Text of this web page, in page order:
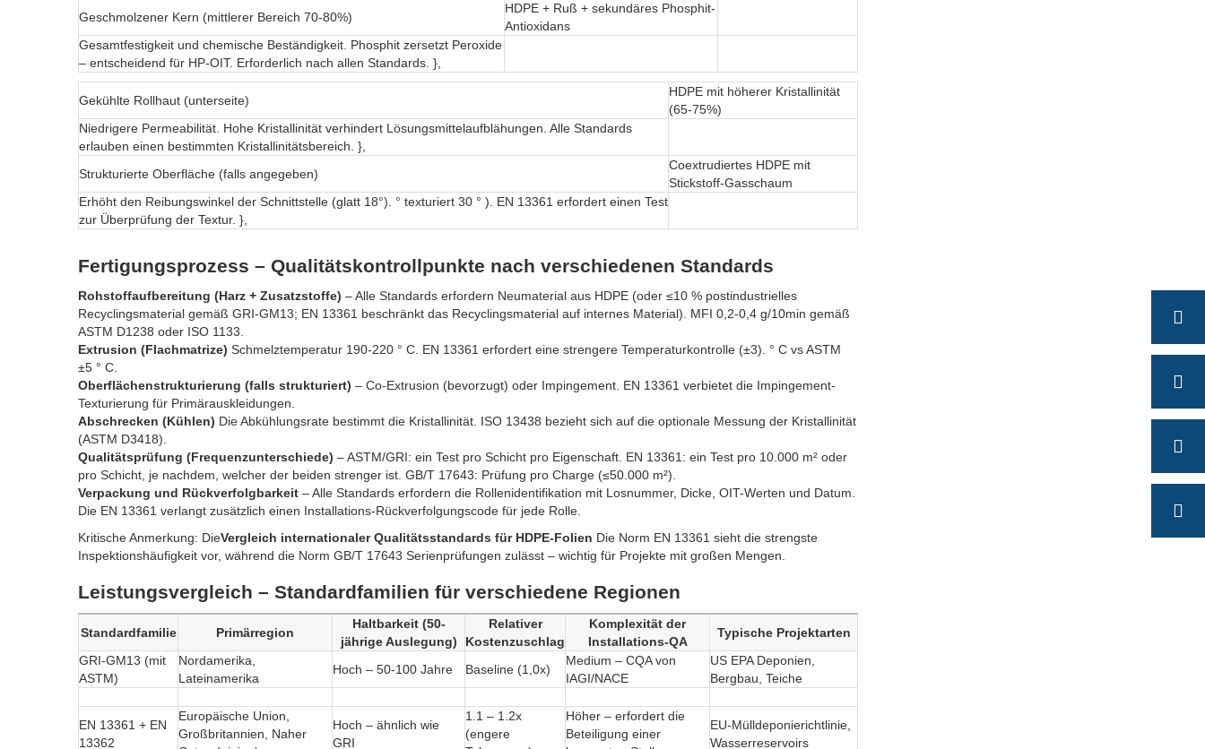
Geschmolzener Kern (mittlerer Bereich 70-80%)
HDPE + Ruß + sekundäres Phosphit-
Antioxidans
Gesamtfestigkeit und chemische Beständigkeit. Phosphit zersetzt Peroxide
– entscheidend für HP-OIT. Erforderlich nach allen Standards. },
Gekühlte Rollhaut (unterseite)
HDPE mit höherer Kristallinität
(65-75%)
Niedrigere Permeabilität. Hohe Kristallinität verhindert Lösungsmittelaufblähungen. Alle Standards
erlauben einen bestimmten Kristallinitätsbereich. },
Strukturierte Oberfläche (falls angegeben)
Coextrudiertes HDPE mit
Stickstoff-Gasschaum
Erhöht den Reibungswinkel der Schnittstelle (glatt 18°). ° texturiert 30 ° ). EN 13361 erfordert einen Test
zur Überprüfung der Textur. },
Fertigungsprozess – Qualitätskontrollpunkte nach verschiedenen Standards
Rohstoffaufbereitung (Harz + Zusatzstoffe) – Alle Standards erfordern Neumaterial aus HDPE (oder ≤10 % postindustrielles
Recyclingsmaterial gemäß GRI-GM13; EN 13361 beschränkt das Recyclingsmaterial auf internes Material). MFI 0,2-0,4 g/10min gemäß
ASTM D1238 oder ISO 1133.
Extrusion (Flachmatrize) Schmelztemperatur 190-220 ° C. EN 13361 erfordert eine strengere Temperaturkontrolle (±3). ° C vs ASTM
±5 ° C.
Oberflächenstrukturierung (falls strukturiert) – Co-Extrusion (bevorzugt) oder Impingement. EN 13361 verbietet die Impingement-
Texturierung für Primärauskleidungen.
Abschrecken (Kühlen) Die Abkühlungsrate bestimmt die Kristallinität. ISO 13438 bezieht sich auf die optionale Messung der Kristallinität
(ASTM D3418).
Qualitätsprüfung (Frequenzunterschiede) – ASTM/GRI: ein Test pro Schicht pro Eigenschaft. EN 13361: ein Test pro 10.000 m² oder
pro Schicht, je nachdem, welcher der beiden strenger ist. GB/T 17643: Prüfung pro Charge (≤50.000 m²).
Verpackung und Rückverfolgbarkeit – Alle Standards erfordern die Rollenidentifikation mit Losnummer, Dicke, OIT-Werten und Datum.
Die EN 13361 verlangt zusätzlich einen Installations-Rückverfolgungscode für jede Rolle.
Kritische Anmerkung: DieVergleich internationaler Qualitätsstandards für HDPE-Folien Die Norm EN 13361 sieht die strengste
Inspektionshäufigkeit vor, während die Norm GB/T 17643 Serienprüfungen zulässt – wichtig für Projekte mit großen Mengen.
Leistungsvergleich – Standardfamilien für verschiedene Regionen
Standardfamilie Primärregion
Haltbarkeit (50-
jährige Auslegung)
Relativer
Kostenzuschlag
Komplexität der
Installations-QA
Typische Projektarten
GRI-GM13 (mit
ASTM)
Nordamerika,
Lateinamerika
Hoch – 50-100 Jahre Baseline (1,0x)
Medium – CQA von
IAGI/NACE
US EPA Deponien,
Bergbau, Teiche
EN 13361 + EN
13362
Europäische Union,
Großbritannien, Naher
Hoch – ähnlich wie
GRI
1.1 – 1.2x
(engere
Höher – erfordert die
Beteiligung einer
EU-Mülldeponierichtlinie,
Wasserreservoirs